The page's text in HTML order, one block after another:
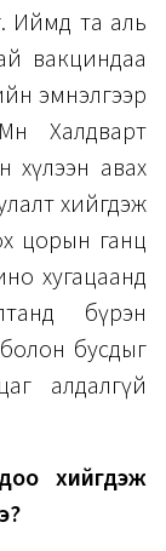
Иймд та аль
вакциндаа
эмнэлгээр
Халдварт
хүлээн авах
хийгдэж
цорын ганц
хугацаанд
бүрэн
болон бусдыг
алдалгүй
хийгдэж